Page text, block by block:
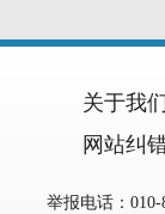
关于我
网站纠
举报电话：010-